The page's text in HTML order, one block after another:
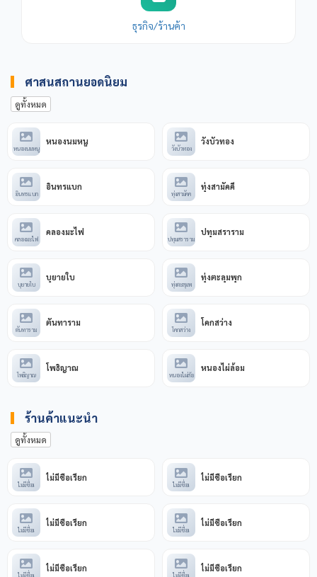
ธุรกิจ/ร้านค้า
ศาสนสถานยอดนิยม
ดูทั้งหมด
หนองนมหนู
หนองนมหนู
วังบัวทอง
วังบัวทอง
อินทรแบก
อินทรแบก
ทุ่งสามัคค
ทุ่งสามัคคี
คลองมะไฟ
คลองมะไฟ
ปทุมสราราม
ปทุมสราราม
บุยายใบ
บุยายใบ
ทุ่งตะลุมพ
ทุ่งตะลุมพุก
ตันทาราม
ตันทาราม
โคกสว่าง
โคกสว่าง
โพธิญาณ
โพธิญาณ
หนองไผ่ล้อ
หนองไผ่ล้อม
ร้านค้าแนะนำ
ดูทั้งหมด
ไม่มีชื่อเ
ไม่มีชื่อเรียก
ไม่มีชื่อเ
ไม่มีชื่อเรียก
ไม่มีชื่อเ
ไม่มีชื่อเรียก
ไม่มีชื่อเ
ไม่มีชื่อเรียก
ไม่มีชื่อเ
ไม่มีชื่อเรียก
ไม่มีชื่อเ
ไม่มีชื่อเรียก